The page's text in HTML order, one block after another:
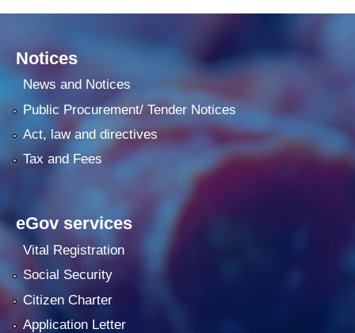
Notices
News and Notices
Public Procurement/ Tender Notices
Act, law and directives
Tax and Fees
eGov services
Vital Registration
Social Security
Citizen Charter
Application Letter